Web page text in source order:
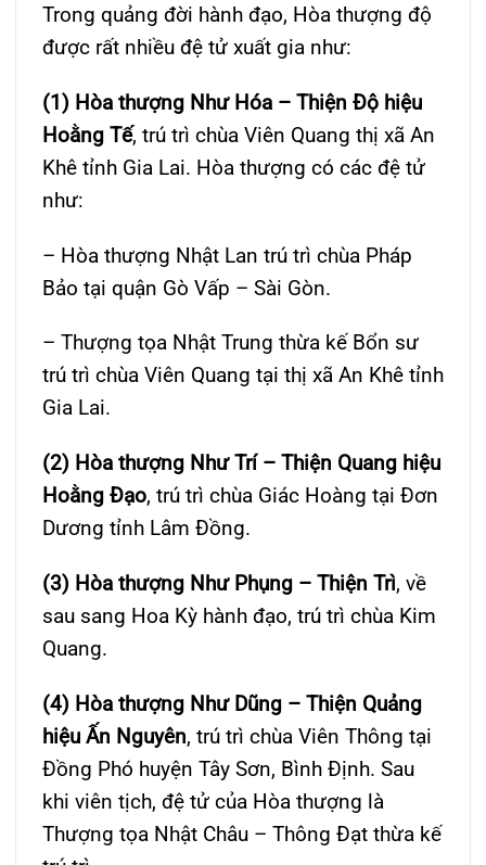
Trong quảng đời hành đạo, Hòa thượng độ
được rất nhiều đệ tử xuất gia như:
(1) Hòa thượng Như Hóa – Thiện Độ hiệu
Hoằng Tế, trú trì chùa Viên Quang thị xã An
Khê tỉnh Gia Lai. Hòa thượng có các đệ tử
như:
– Hòa thượng Nhật Lan trú trì chùa Pháp
Bảo tại quận Gò Vấp – Sài Gòn.
– Thượng tọa Nhật Trung thừa kế Bổn sư
trú trì chùa Viên Quang tại thị xã An Khê tỉnh
Gia Lai.
(2) Hòa thượng Như Trí – Thiện Quang hiệu
Hoằng Đạo, trú trì chùa Giác Hoàng tại Đơn
Dương tỉnh Lâm Đồng.
(3) Hòa thượng Như Phụng – Thiện Trì, về
sau sang Hoa Kỳ hành đạo, trú trì chùa Kim
Quang.
(4) Hòa thượng Như Dũng – Thiện Quảng
hiệu Ấn Nguyên, trú trì chùa Viên Thông tại
Đồng Phó huyện Tây Sơn, Bình Định. Sau
khi viên tịch, đệ tử của Hòa thượng là
Thượng tọa Nhật Châu – Thông Đạt thừa kế